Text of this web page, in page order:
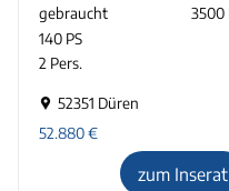
gebraucht
3500
140 PS
2 Pers.
52351 Düren
52.880€
zum Inserat